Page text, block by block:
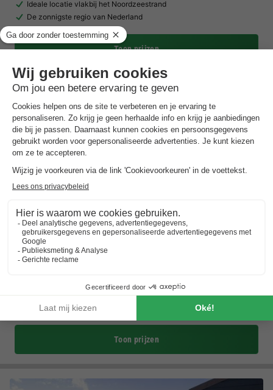
Ideale locatie vlakbij het Noordzeestrand
De zonnigste regio van Nederland
Toon prijzen
EuroParcs Bad Hulckesteijn
Gelderland
7.7 Goed
Direct aan het water met eigen jachthaven
Overdekt binnenzwembad en wellnessruimte
Nationale Park De Hoge Veluwe
Toon prijzen